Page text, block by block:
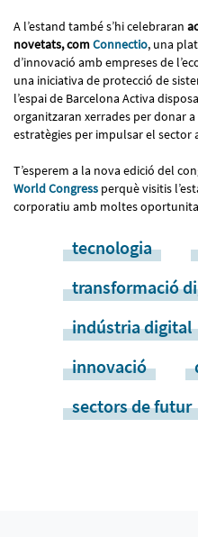
A l’estand també s’hi celebraran
novetats, comConnectio, una
d’innovació amb empreses de
una iniciativa de protecció de
l’espai de Barcelona Activa
organitzaran xerrades per donar
estratègies per impulsar el sector
T’esperem a la nova edició del
World Congress perquè visitis
corporatiu amb moltes
tecnologia
transformació
indústria digital
innovació
sectors de futur